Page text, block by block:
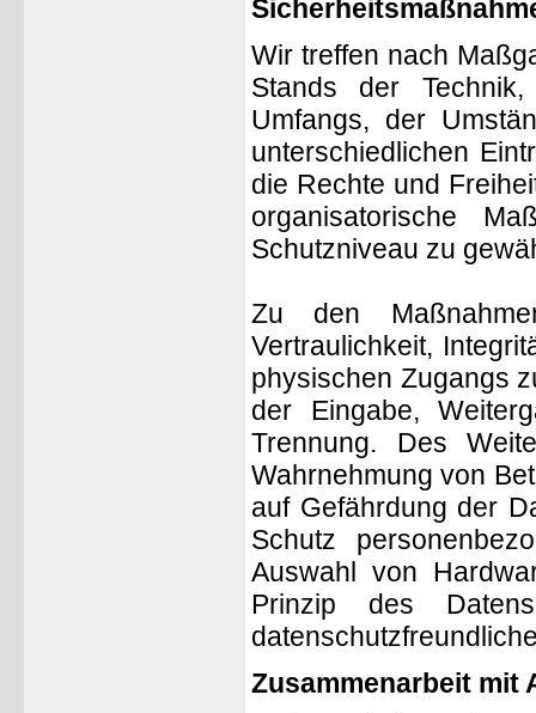
Wir treffen nach
Stands der
Umfangs, der
unterschiedlichen
die Rechte und
organisatorische
Schutzniveau zu
Zu den
Vertraulichkeit,
physischen Zugangs
der Eingabe,
Trennung. Des
Wahrnehmung von
auf Gefährdung der
Schutz
Auswahl von
Prinzip des
Zusammenarbeit mit